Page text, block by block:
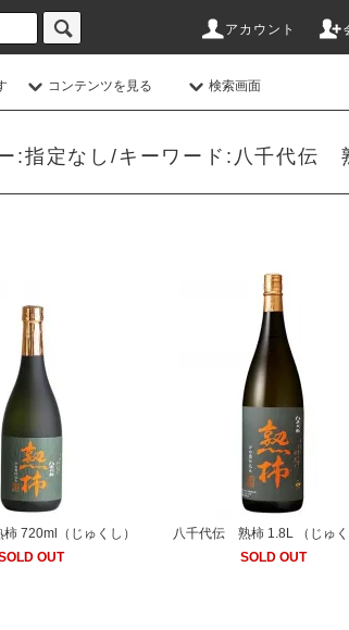
アカウント
コンテンツを見る 検索画面
:指定なし/キーワード:八千代伝
720ml（じゅくし）
OUT
八千代伝 熟柿 1.8L （じゅく
SOLD OUT